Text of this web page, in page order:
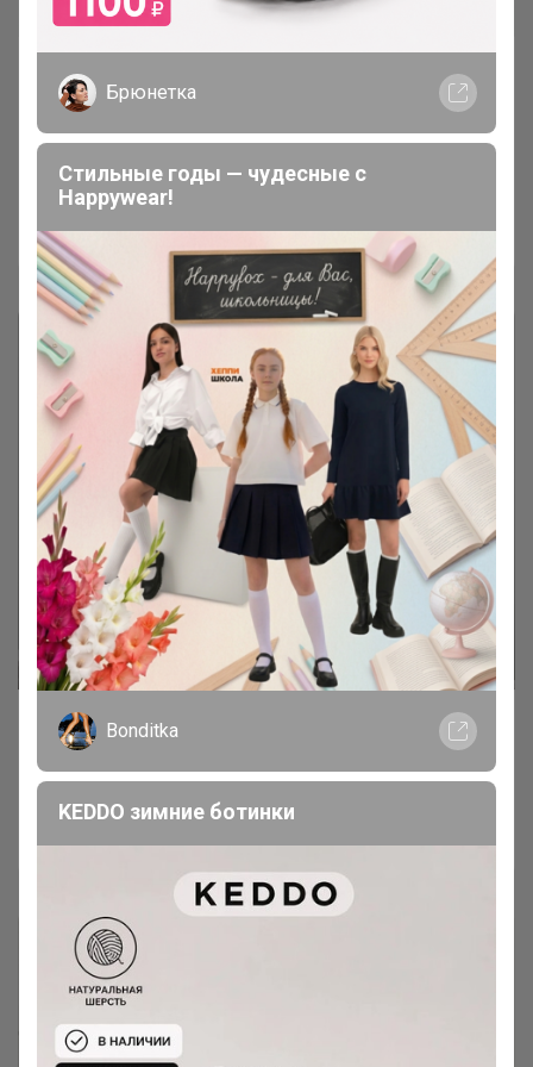
Дубленка женская Electrastyle -
скидка 20%
Грандиозная распродажа от TopFace
Много позиций уже в пути в Красноярске
Леныра
Брюнетка
Стильные годы — чудесные с
Happywear!
Bonditka
KEDDO зимние ботинки